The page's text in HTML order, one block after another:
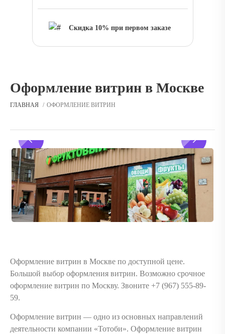
Скидка 10% при первом заказе
Оформление витрин в Москве
ГЛАВНАЯ ОФОРМЛЕНИЕ ВИТРИН
Оформление витрин — одно из основных направлений
деятельности компании «Тотоби». Оформление витрин
Оформление витрин в Москве по доступной цене.
Большой выбор оформления витрин. Возможно срочное
оформление витрин по Москву. Звоните ‪+7 (967) 555-89-
59.